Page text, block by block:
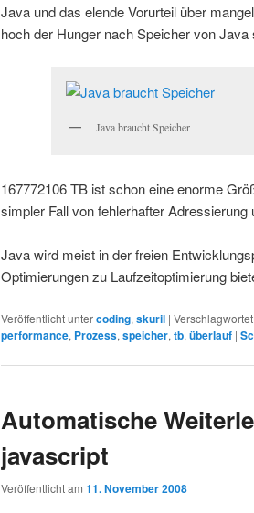
Java und das elende Vorurteil über
hoch der Hunger nach Speicher von Java
Java braucht Speicher
167772106 TB ist schon eine enorme
simpler Fall von fehlerhafter
Java wird meist in der freien
Optimierungen zu Laufzeitoptimierung
Veröffentlicht untercoding, skuril |
performance, Prozess, speicher, tb, überlauf |
Automatische
javascript
Veröffentlicht am 11. November 2008